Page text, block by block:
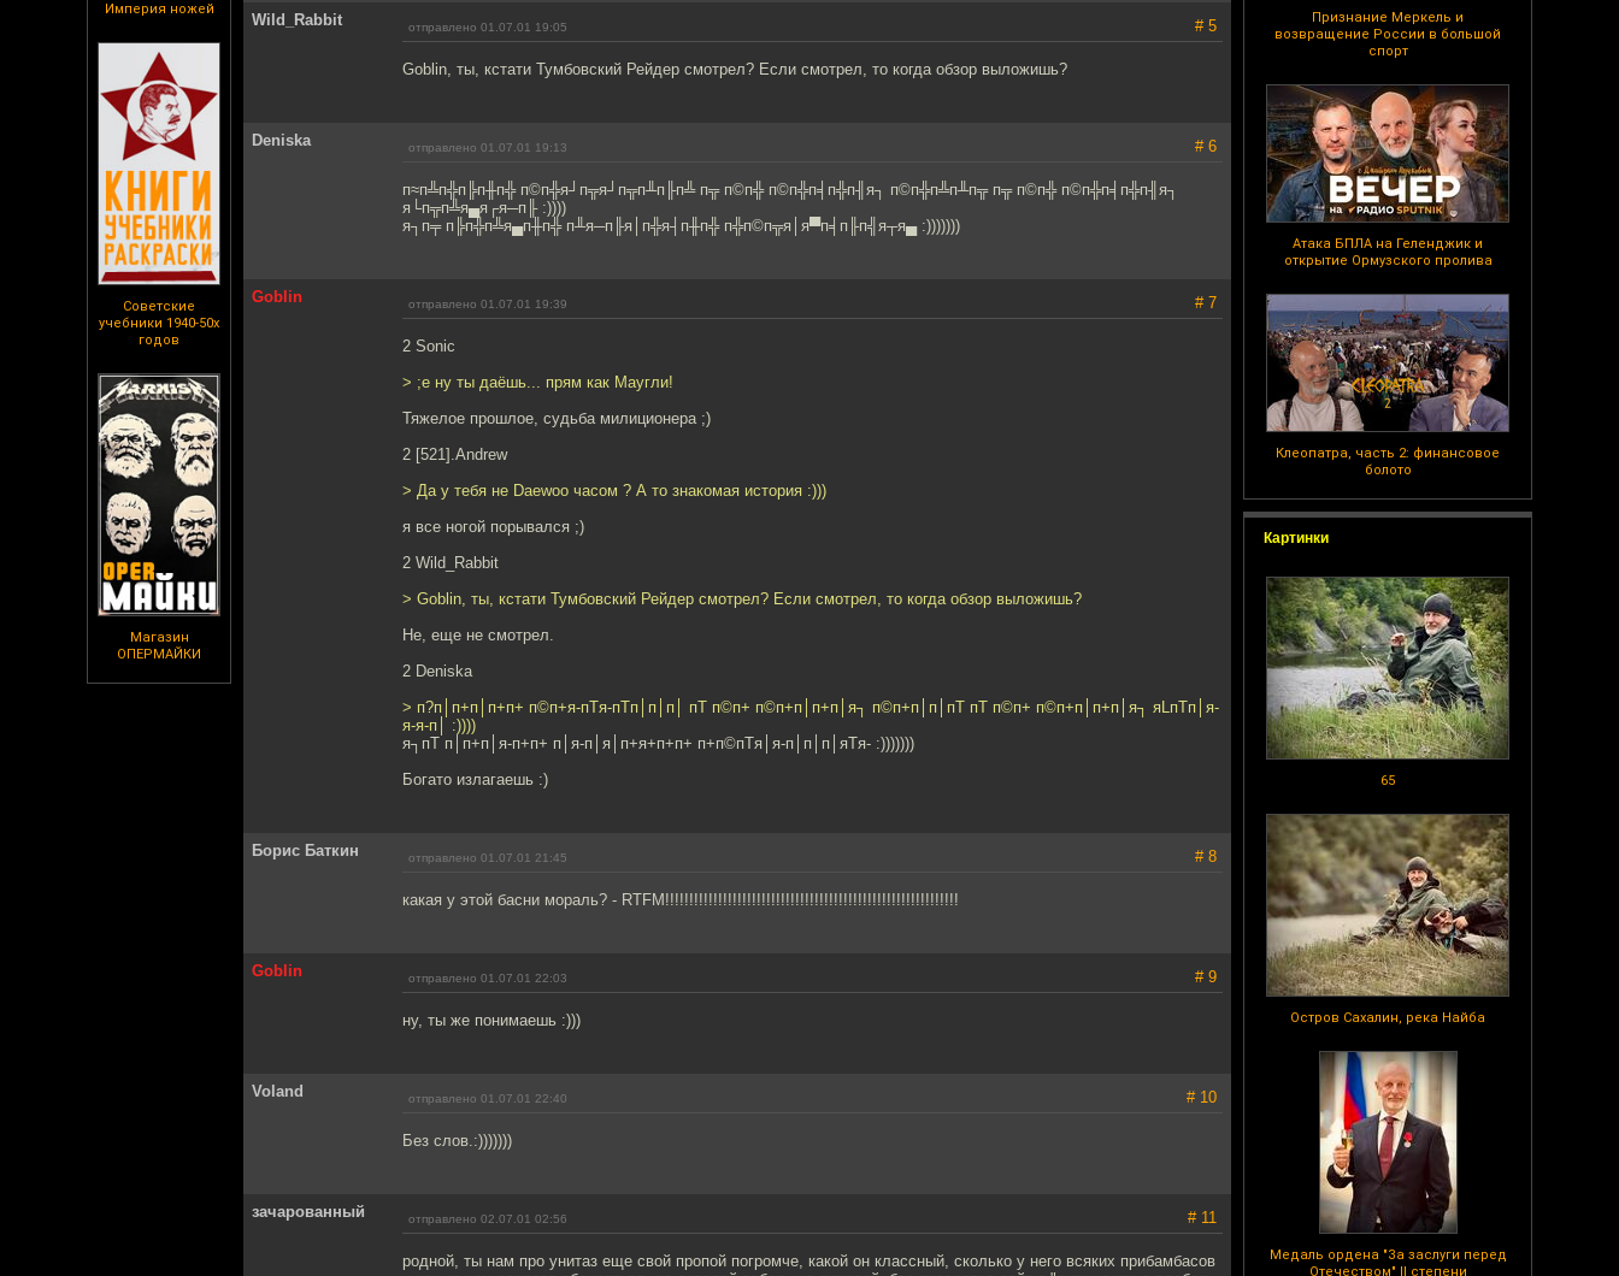
Империя ножей
Советские
учебники 1940-50х
годов
Магазин
ОПЕРМАЙКИ
Признание Меркель и
возвращение России в большой
спорт
Атака БПЛА на Геленджик и
открытие Ормузского пролива
Клеопатра, часть 2: финансовое
болото
Картинки
65
Остров Сахалин, река Найба
Медаль ордена "За заслуги перед
Отечеством" II степени
Wild_Rabbit отправлено 01.07.01 19:05 # 5
Goblin, ты, кстати Тумбовский Рейдер смотрел? Если смотрел, то когда обзор выложишь?
Deniska отправлено 01.07.01 19:13 # 6
п≈п╩п╬п╠п╫п╬ п©п╬я┘п╦я┘п╦п╨п╟п╩ п╦ п©п╬ п©п╬п╡п╬п╢я┐ п©п╬п╩п╨п╦ п╦ п©п╬ п©п╬п╡п╬п╢я┐
я└п╦п╩я▄я┌я─п╟ :))))
я┐п╤ п╠п╬п╩я▄п╫п╬ п╨я─п╟я│п╬я┤п╫п╬ п╬п©п╦я│я▀п╡п╟п╣я┬я▄ :)))))))
Goblin отправлено 01.07.01 19:39 # 7
2 Sonic
> ;e ну ты даёшь... прям как Маугли!
Тяжелое прошлое, судьба милиционера ;)
2 [521].Andrew
> Да у тебя не Daewoo часом ? А то знакомая история :)))
я все ногой порывался ;)
2 Wild_Rabbit
> Goblin, ты, кстати Тумбовский Рейдер смотрел? Если смотрел, то когда обзор выложишь?
Не, еще не смотрел.
2 Deniska
> п?п│п+п│п+п+ п©п+я-пTя-пTп│п│п│ пT п©п+ п©п+п│п+п│я┐ п©п+п│п│пT пT п©п+ п©п+п│п+п│я┐ яLпTп│я-
я-я-п│ :))))
я┐пT п│п+п│я-п+п+ п│я-п│я│п+я+п+п+ п+п©пTя│я-п│п│п│яTя- :)))))))
Богато излагаешь :)
Борис Баткин отправлено 01.07.01 21:45 # 8
какая у этой басни мораль? - RTFM!!!!!!!!!!!!!!!!!!!!!!!!!!!!!!!!!!!!!!!!!!!!!!!!!!!!!!!!!!!!!
Goblin отправлено 01.07.01 22:03 # 9
ну, ты же понимаешь :)))
Voland отправлено 01.07.01 22:40 # 10
Без слов.:)))))))
зачарованный отправлено 02.07.01 02:56 # 11
родной, ты нам про унитаз еще свой пропой погромче, какой он классный, сколько у него всяких прибамбасов